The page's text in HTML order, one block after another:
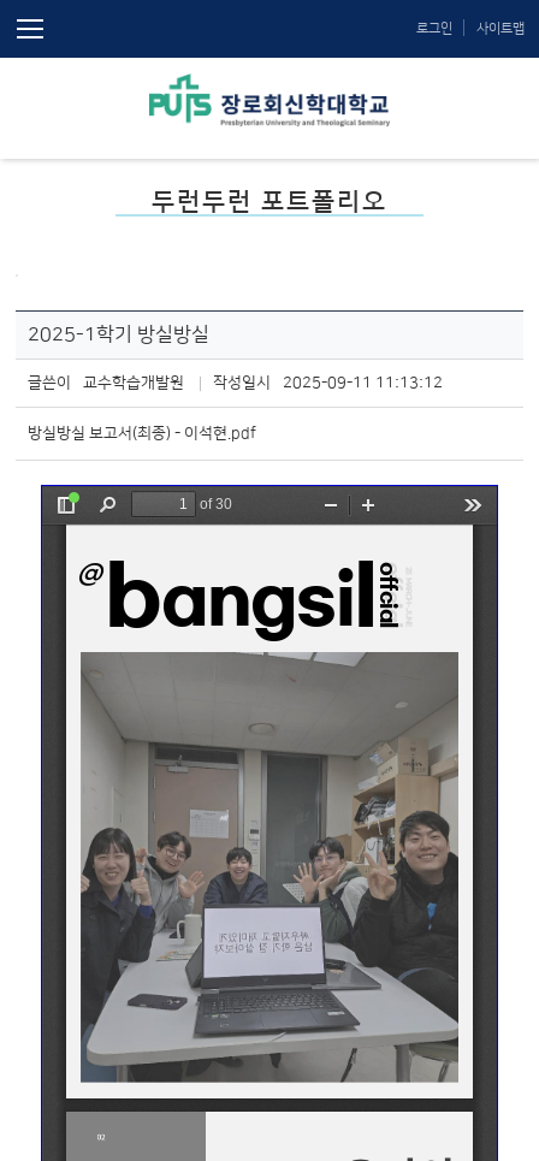
로그인 사이트맵
두런두런 포트폴리오
2025-1학기 방실방실
글쓴이 교수학습개발원 작성일시 2025-09-11 11:13:12
방실방실 보고서(최종) - 이석현.pdf